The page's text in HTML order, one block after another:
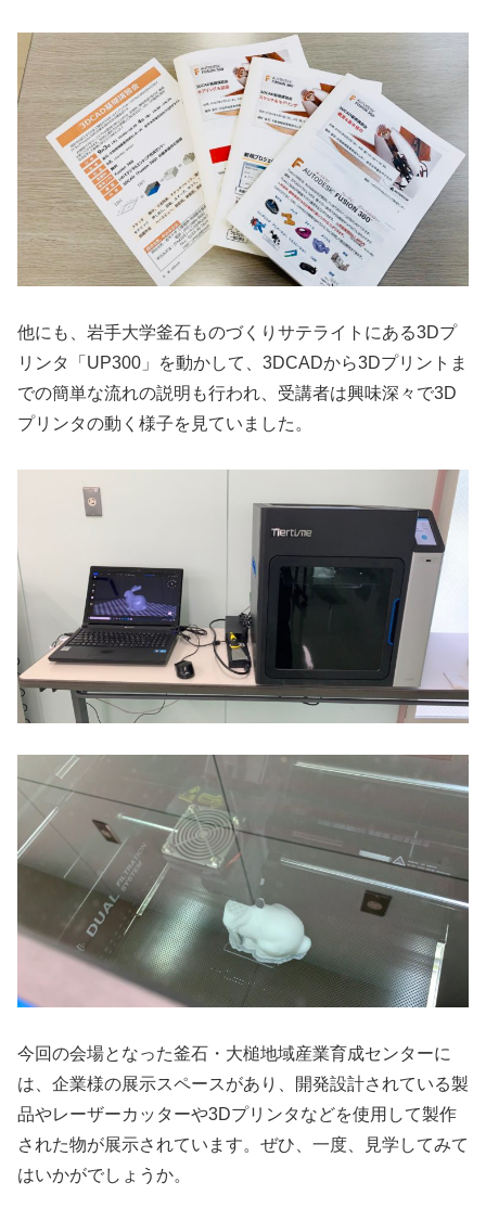
他にも、岩手大学釜石ものづくりサテライトにある3Dプ
リンタ「UP300」を動かして、3DCADから3Dプリントま
での簡単な流れの説明も行われ、受講者は興味深々で3D
プリンタの動く様子を見ていました。
今回の会場となった釜石・大槌地域産業育成センターに
は、企業様の展示スペースがあり、開発設計されている製
品やレーザーカッターや3Dプリンタなどを使用して製作
された物が展示されています。ぜひ、一度、見学してみて
はいかがでしょうか。